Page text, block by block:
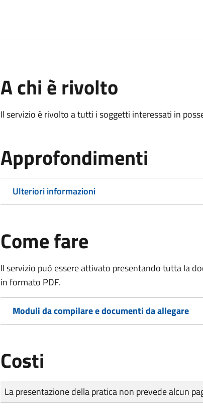
A chi è rivolto
Il servizio è rivolto a tutti i soggetti interessati in
Approfondimenti
Ulteriori informazioni
Come fare
Il servizio può essere attivato presentando tutta la
in formato PDF.
Moduli da compilare e documenti da allegare
Costi
Tipo di pagamento
Importo
La presentazione della pratica non prevede alcun